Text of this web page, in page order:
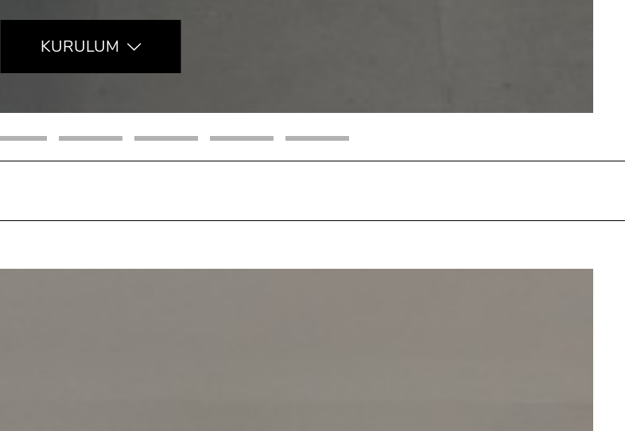
KURULUM